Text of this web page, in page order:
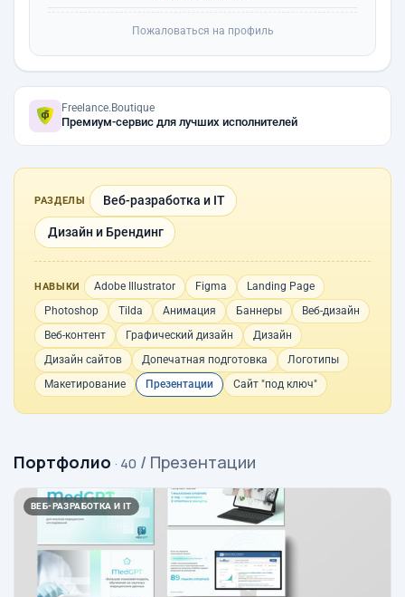
Пожаловаться на профиль
Freelance.Boutique
Премиум-сервис для лучших исполнителей
РАЗДЕЛЫ Веб-разработка и IT
Дизайн и Брендинг
НАВЫКИ Adobe Illustrator Figma
Landing Page
Photoshop
Tilda Анимация Баннеры
Веб-дизайн
Веб-контент
Графический дизайн
Дизайн
Дизайн сайтов
Допечатная подготовка
Логотипы
Макетирование
Презентации Сайт "под ключ"
Портфолио · 40 / Презентации
ВЕБ-РАЗРАБОТКА И IT